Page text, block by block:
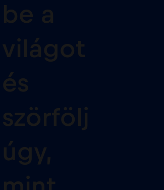
be a
világot
és
szörfölj
úgy,